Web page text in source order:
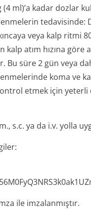
(4 ml)’a kadar dozlar
tedavisinde:
veya kalp ritmi
kalp atım hızına
Bu süre 2 gün veya
koma ve
etmek için yeterli
s.c. ya da i.v. yolla
ile imzalanmıştır.